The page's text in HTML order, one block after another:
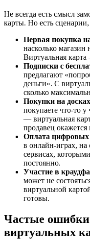
Не всегда есть смысл
карты. Но есть
Первая покупка
насколько
Виртуальная
Подписки с
предлагают
деньги». С
сколько
Покупки на
покупаете что-то у
— виртуальная
продавец
Оплата цифровых
в онлайн-играх, на
сервисах,
постоянно.
Участие в
может не
виртуальной
готовы.
Частые ошибки
виртуальных